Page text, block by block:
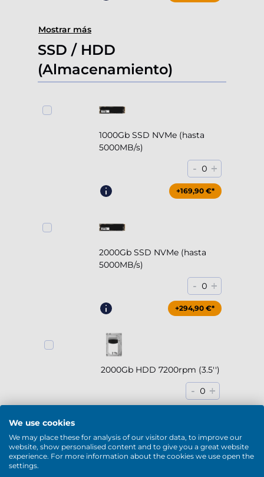
Mostrar más
SSD / HDD
(Almacenamiento)
1000Gb SSD NVMe (hasta
5000MB/s)
- 0 +
+169,90 €*
2000Gb SSD NVMe (hasta
5000MB/s)
- 0 +
+294,90 €*
2000Gb HDD 7200rpm (3.5'')
- 0 +
We use cookies
We may place these for analysis of our visitor data, to improve our
website, show personalised content and to give you a great website
experience. For more information about the cookies we use open the
settings.